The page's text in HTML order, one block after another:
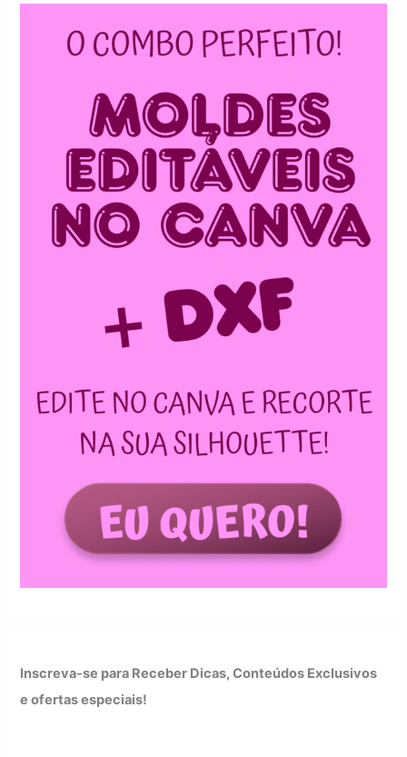
Inscreva-se para Receber Dicas, Conteúdos Exclusivos
e ofertas especiais!